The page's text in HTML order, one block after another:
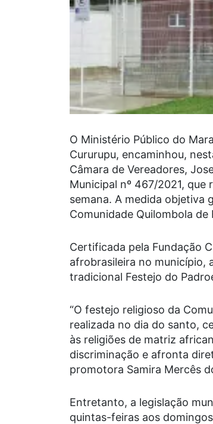
O Ministério Público do
Cururupu, encaminhou,
Câmara de Vereadores,
Municipal nº 467/2021,
semana. A medida objetiva
Comunidade Quilombola de
Certificada pela Fundação
afrobrasileira no município,
tradicional Festejo do
“O festejo religioso da
realizada no dia do santo,
às religiões de matriz
discriminação e afronta
promotora Samira Mercês
Entretanto, a legislação
quintas-feiras aos